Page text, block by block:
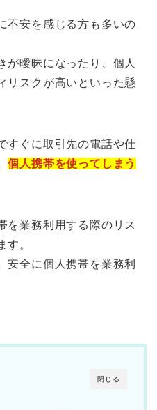
不安を感じる方も多いの
が曖昧になったり、個人
リスクが高いといった懸
すぐに取引先の電話や仕
個人携帯を使ってしまう
を業務利用する際のリス
す。
安全に個人携帯を業務利
閉じる